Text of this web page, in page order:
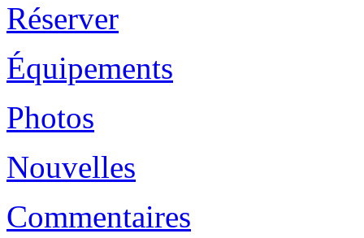
Réserver
Équipements
Photos
Nouvelles
Commentaires